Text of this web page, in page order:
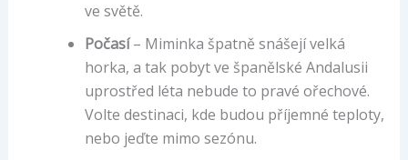
ve světě.
Počasí– Miminka špatně snášejí velká
horka, a tak pobyt ve španělské Andalusii
uprostřed léta nebude to pravé ořechové.
Volte destinaci, kde budou příjemné teploty,
nebo jeďte mimo sezónu.